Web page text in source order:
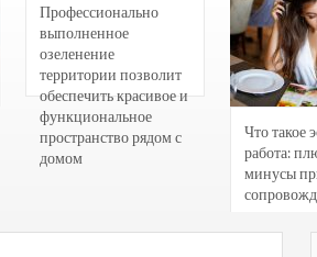
Профессионально
выполненное
озеленение
территории позволит
обеспечить красивое и
функциональное
пространство рядом с
домом
Что такое
работа:
минусы